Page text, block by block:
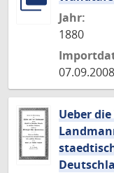
Jahr:
1880
07.09.2008
Ueber